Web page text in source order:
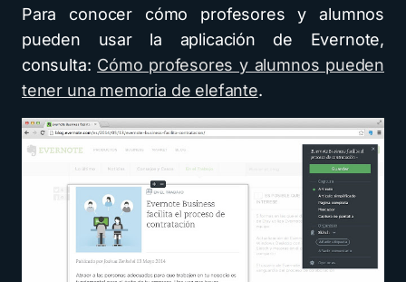
Para conocer cómo profesores y alumnos
pueden usar la aplicación de Evernote,
consulta: Cómo profesores y alumnos pueden
tener una memoria de elefante.